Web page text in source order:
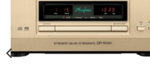
aan
wenslijst